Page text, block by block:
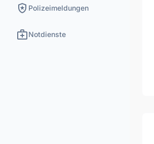
local_police Polizeimeldungen
medical_servicesNotdienste